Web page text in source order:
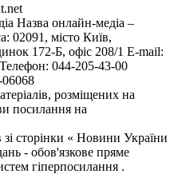
Назва онлайн-медіа –
02091, місто Київ,
172-Б, офіс 208/1 E-mail:
Телефон: 044-205-43-00
06068
розміщених на
посилання на
зі сторінки « Новини України
- обов'язкове пряме
гіперпосилання .